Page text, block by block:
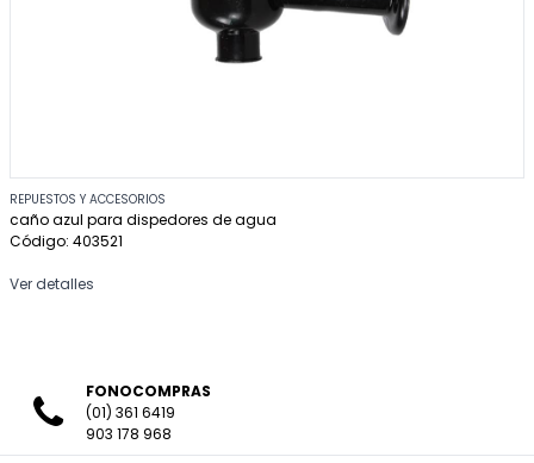
REPUESTOS Y ACCESORIOS
caño azul para dispedores de agua
Código: 403521
Ver detalles
FONOCOMPRAS
(01) 361 6419
903 178 968